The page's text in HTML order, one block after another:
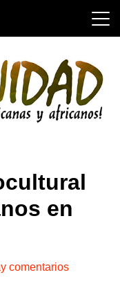
en
comentarios